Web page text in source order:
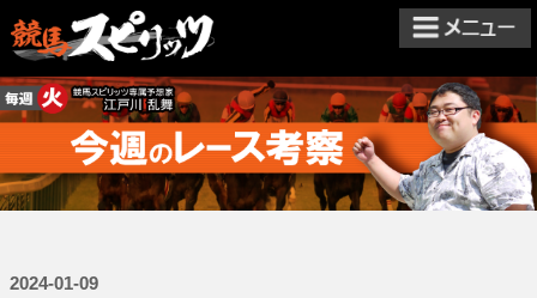
2024-01-09